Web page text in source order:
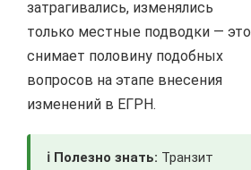
затрагивались, изменялись
только местные подводки — это
снимает половину подобных
вопросов на этапе внесения
изменений в ЕГРН.
ℹ️ Полезно знать: Транзит